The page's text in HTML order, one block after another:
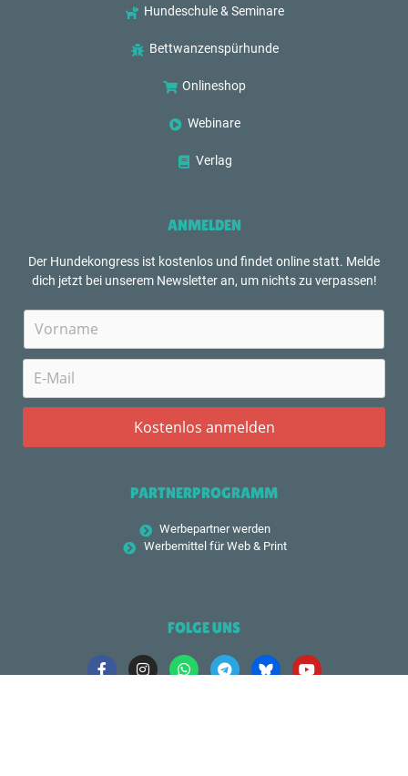
Hundeschule & Seminare
Bettwanzenspürhunde
Onlineshop
Webinare
Verlag
ANMELDEN
Der Hundekongress ist kostenlos und findet online statt. Melde
dich jetzt bei unserem Newsletter an, um nichts zu verpassen!
PARTNERPROGRAMM
Werbepartner werden
Werbemittel für Web & Print
FOLGE UNS